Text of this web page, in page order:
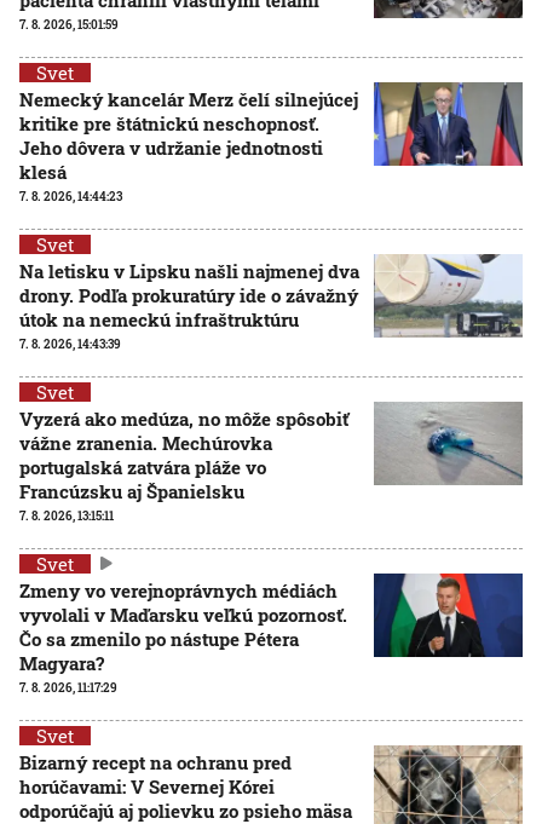
7. 8. 2026, 15:01:59
Svet
Nemecký kancelár Merz čelí silnejúcej
kritike pre štátnickú neschopnosť.
Jeho dôvera v udržanie jednotnosti
klesá
7. 8. 2026, 14:44:23
Svet
Na letisku v Lipsku našli najmenej dva
drony. Podľa prokuratúry ide o závažný
útok na nemeckú infraštruktúru
7. 8. 2026, 14:43:39
Svet
Vyzerá ako medúza, no môže spôsobiť
vážne zranenia. Mechúrovka
portugalská zatvára pláže vo
Francúzsku aj Španielsku
7. 8. 2026, 13:15:11
Svet
Zmeny vo verejnoprávnych médiách
vyvolali v Maďarsku veľkú pozornosť.
Čo sa zmenilo po nástupe Pétera
Magyara?
7. 8. 2026, 11:17:29
Svet
Bizarný recept na ochranu pred
horúčavami: V Severnej Kórei
odporúčajú aj polievku zo psieho mäsa